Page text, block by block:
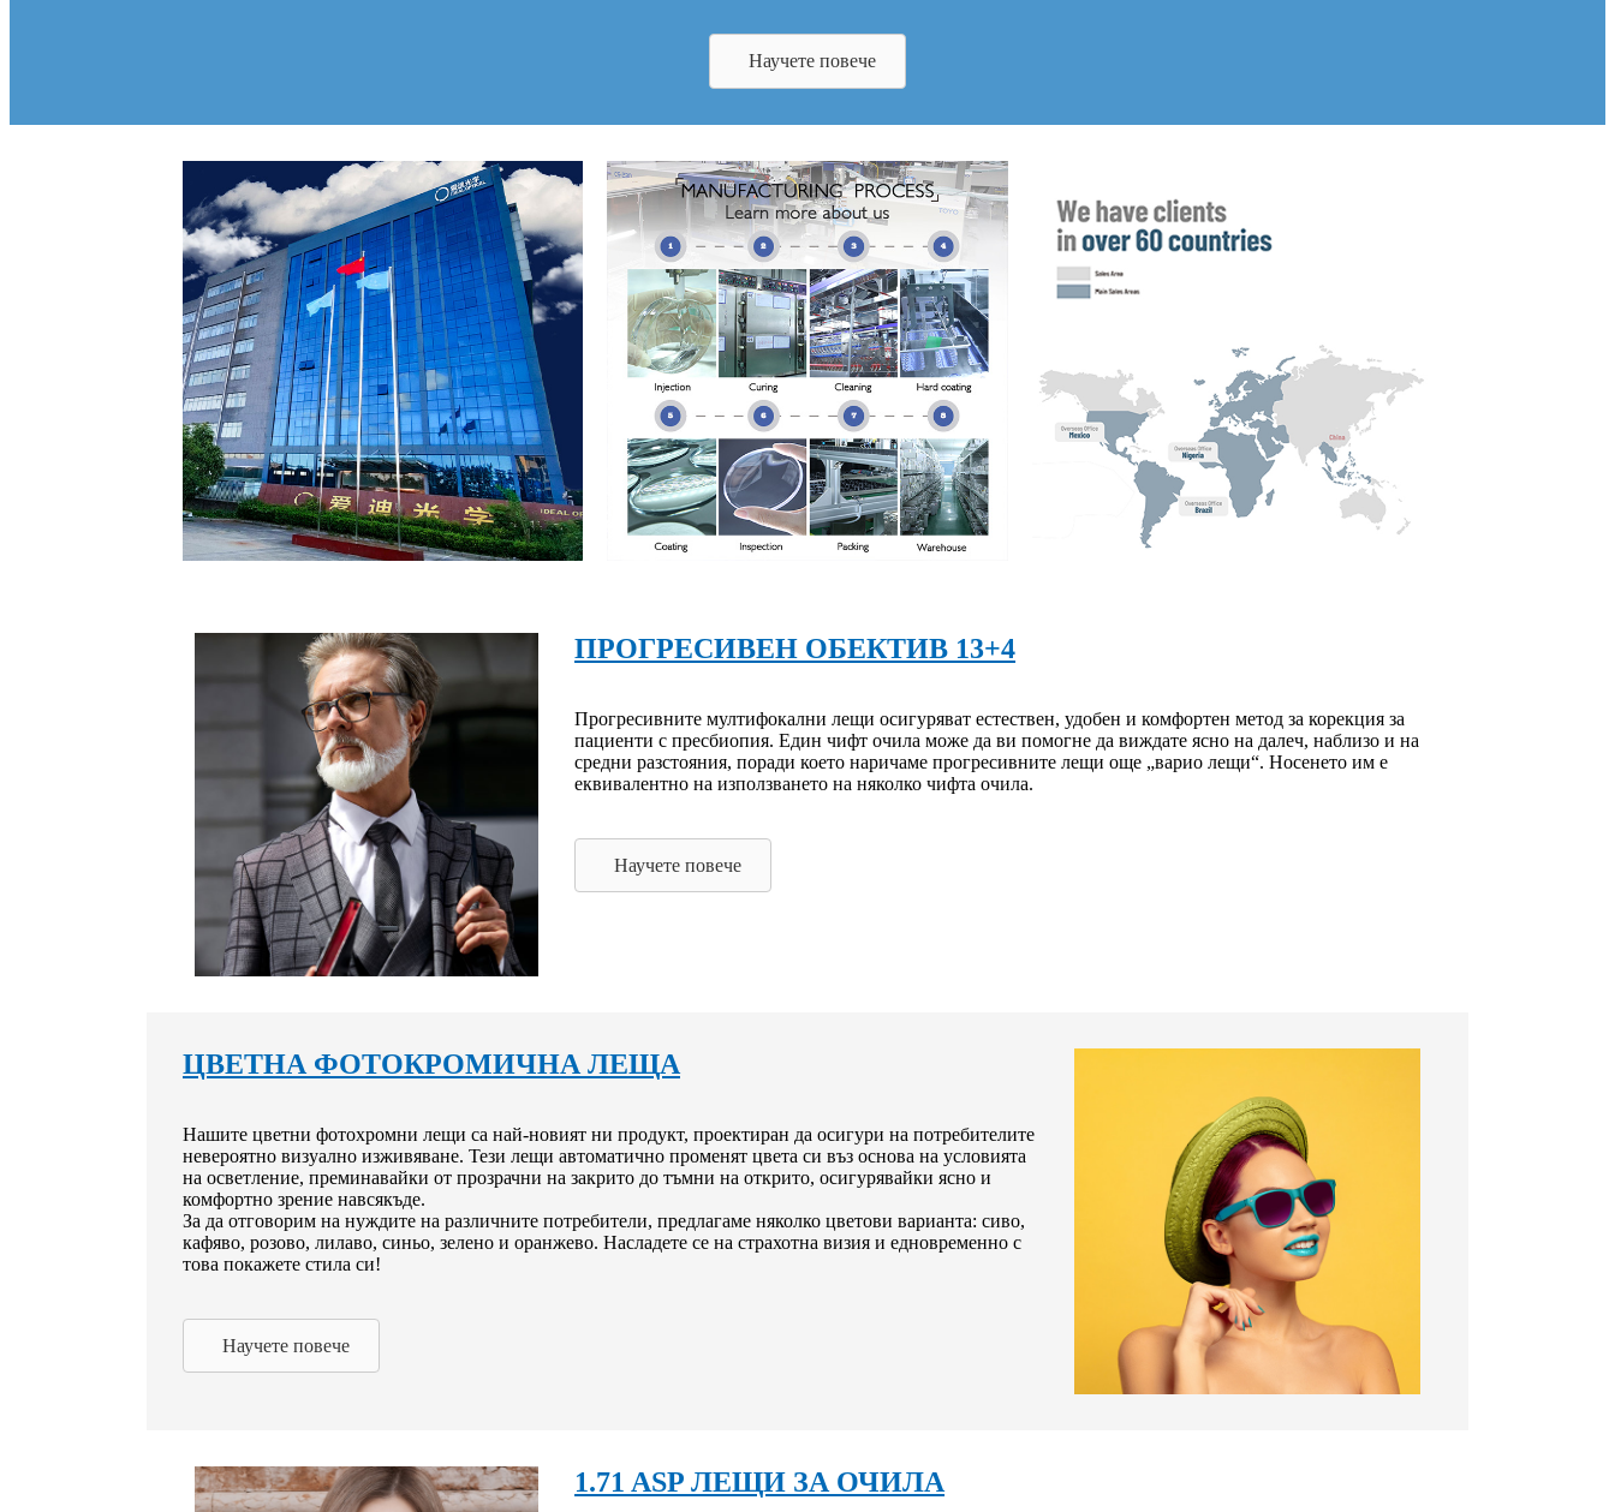
Научете повече
ПРОГРЕСИВЕН ОБЕКТИВ 13+4
Прогресивните мултифокални лещи осигуряват естествен, удобен и комфортен метод за корекция за
пациенти с пресбиопия. Един чифт очила може да ви помогне да виждате ясно на далеч, наблизо и на
средни разстояния, поради което наричаме прогресивните лещи още „варио лещи“. Носенето им е
еквивалентно на използването на няколко чифта очила.
Научете повече
ЦВЕТНА ФОТОКРОМИЧНА ЛЕЩА
Нашите цветни фотохромни лещи са най-новият ни продукт, проектиран да осигури на потребителите
невероятно визуално изживяване. Тези лещи автоматично променят цвета си въз основа на условията
на осветление, преминавайки от прозрачни на закрито до тъмни на открито, осигурявайки ясно и
комфортно зрение навсякъде.
За да отговорим на нуждите на различните потребители, предлагаме няколко цветови варианта: сиво,
кафяво, розово, лилаво, синьо, зелено и оранжево. Насладете се на страхотна визия и едновременно с
това покажете стила си!
Научете повече
1.71 ASP ЛЕЩИ ЗА ОЧИЛА